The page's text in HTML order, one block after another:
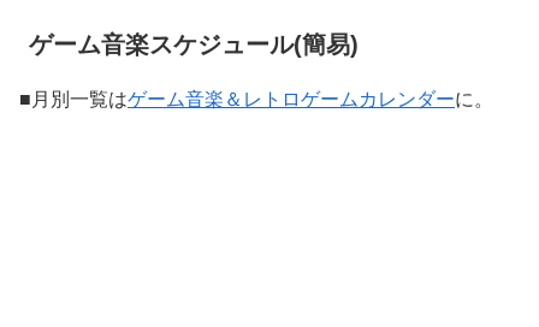
ゲーム音楽スケジュール(簡易)
■月別一覧はゲーム音楽＆レトロゲームカレンダーに。